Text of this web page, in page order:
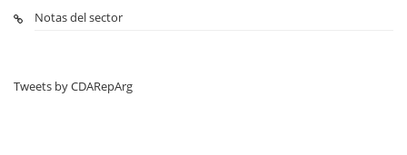
Notas del sector
Tweets by CDARepArg